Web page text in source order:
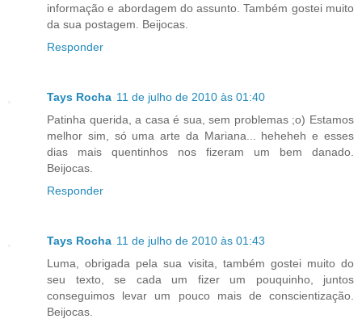
informação e abordagem do assunto. Também gostei muito
da sua postagem. Beijocas.
Responder
Tays Rocha 11 de julho de 2010 às 01:40
Patinha querida, a casa é sua, sem problemas ;o) Estamos
melhor sim, só uma arte da Mariana... heheheh e esses
dias mais quentinhos nos fizeram um bem danado.
Beijocas.
Responder
Tays Rocha 11 de julho de 2010 às 01:43
Luma, obrigada pela sua visita, também gostei muito do
seu texto, se cada um fizer um pouquinho, juntos
conseguimos levar um pouco mais de conscientização.
Beijocas.